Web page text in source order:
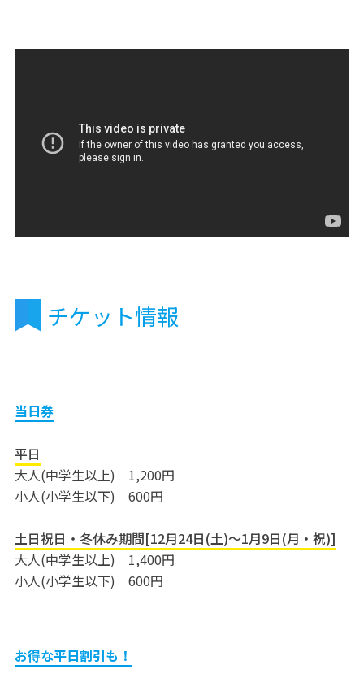
チケット情報
当日券
平日
大人(中学生以上) 1,200円
小人(小学生以下) 600円
土日祝日・冬休み期間[12月24日(土)～1月9日(月・祝)]
大人(中学生以上) 1,400円
小人(小学生以下) 600円
お得な平日割引も！